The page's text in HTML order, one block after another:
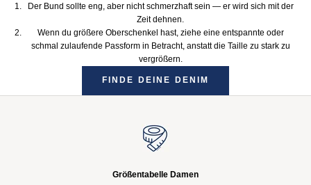
Der Bund sollte eng, aber nicht schmerzhaft sein — er wird sich mit der
Zeit dehnen.
Wenn du größere Oberschenkel hast, ziehe eine entspannte oder
schmal zulaufende Passform in Betracht, anstatt die Taille zu stark zu
vergrößern.
FINDE DEINE DENIM
Größentabelle Damen